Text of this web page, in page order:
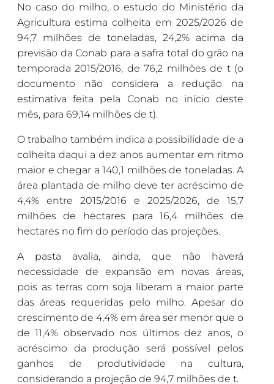
No caso do milho, o estudo do Ministério da
Agricultura estima colheita em 2025/2026 de
94,7 milhões de toneladas, 24,2% acima da
previsão da Conab para a safra total do grão na
temporada 2015/2016, de 76,2 milhões de t (o
documento não considera a redução na
estimativa feita pela Conab no início deste
mês, para 69,14 milhões de t).
O trabalho também indica a possibilidade de a
colheita daqui a dez anos aumentar em ritmo
maior e chegar a 140,1 milhões de toneladas. A
área plantada de milho deve ter acréscimo de
4,4% entre 2015/2016 e 2025/2026, de 15,7
milhões de hectares para 16,4 milhões de
hectares no fim do período das projeções.
A pasta avalia, ainda, que não haverá
necessidade de expansão em novas áreas,
pois as terras com soja liberam a maior parte
das áreas requeridas pelo milho. Apesar do
crescimento de 4,4% em área ser menor que o
de 11,4% observado nos últimos dez anos, o
acréscimo da produção será possível pelos
ganhos de produtividade na cultura,
considerando a projeção de 94,7 milhões de t.